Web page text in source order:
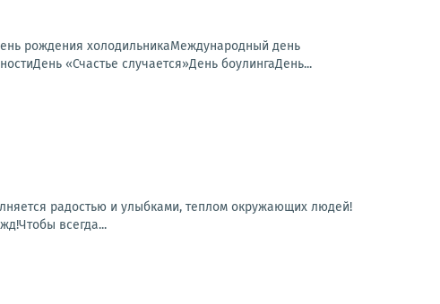
рождения холодильникаМеждународный день
«Счастье случается»День боулингаДень...
радостью и улыбками, теплом окружающих людей!
всегда...